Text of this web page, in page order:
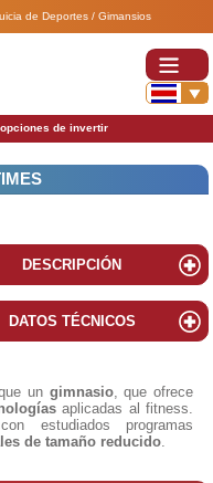
de Deportes / Gimansios
de invertir
DESCRIPCIÓN
DATOS TÉCNICOS
un gimnasio, que ofrece
aplicadas al fitness.
estudiados programas
de tamaño reducido